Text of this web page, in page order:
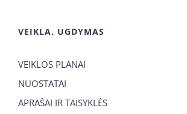
VEIKLA. UGDYMAS
VEIKLOS PLANAI
NUOSTATAI
APRAŠAI IR TAISYKLĖS